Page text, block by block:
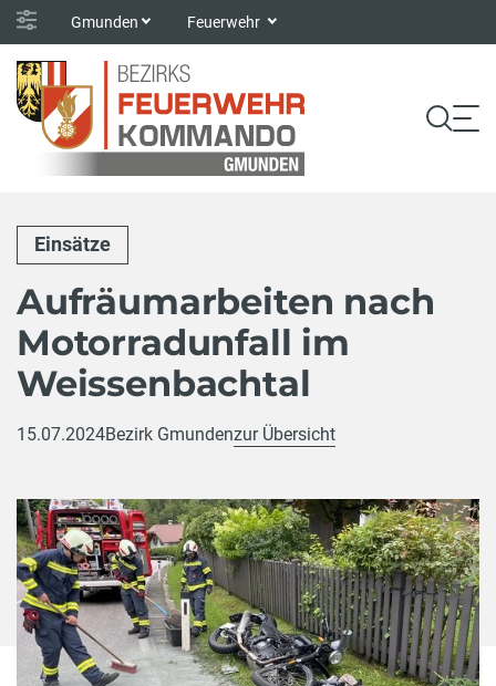
Gmunden Feuerwehr
Einsätze
Aufräumarbeiten nach
Motorradunfall im
Weissenbachtal
15.07.2024Bezirk Gmundenzur Übersicht